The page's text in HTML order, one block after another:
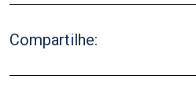
Compartilhe: